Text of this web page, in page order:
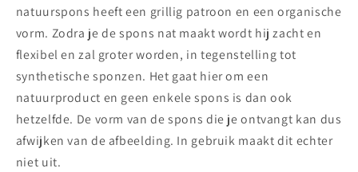
natuurspons heeft een grillig patroon en een organische
vorm. Zodra je de spons nat maakt wordt hij zacht en
flexibel en zal groter worden, in tegenstelling tot
synthetische sponzen. Het gaat hier om een
natuurproduct en geen enkele spons is dan ook
hetzelfde. De vorm van de spons die je ontvangt kan dus
afwijken van de afbeelding. In gebruik maakt dit echter
niet uit.